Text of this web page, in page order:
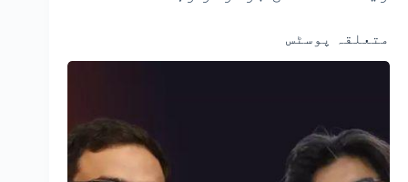
متعلقہ پوسٹس